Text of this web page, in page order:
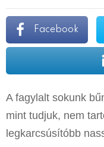
Facebook
A fagylalt sokunk
mint tudjuk, nem
legkarcsúsítóbb